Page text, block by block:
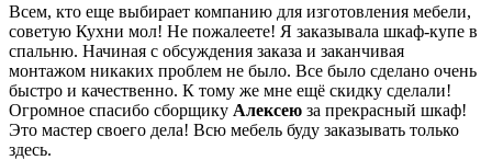
Всем, кто еще выбирает компанию для изготовления мебели,
советую Кухни мол! Не пожалеете! Я заказывала шкаф-купе в
спальню. Начиная с обсуждения заказа и заканчивая
монтажом никаких проблем не было. Все было сделано очень
быстро и качественно. К тому же мне ещё скидку сделали!
Огромное спасибо сборщику Алексею за прекрасный шкаф!
Это мастер своего дела! Всю мебель буду заказывать только
здесь.